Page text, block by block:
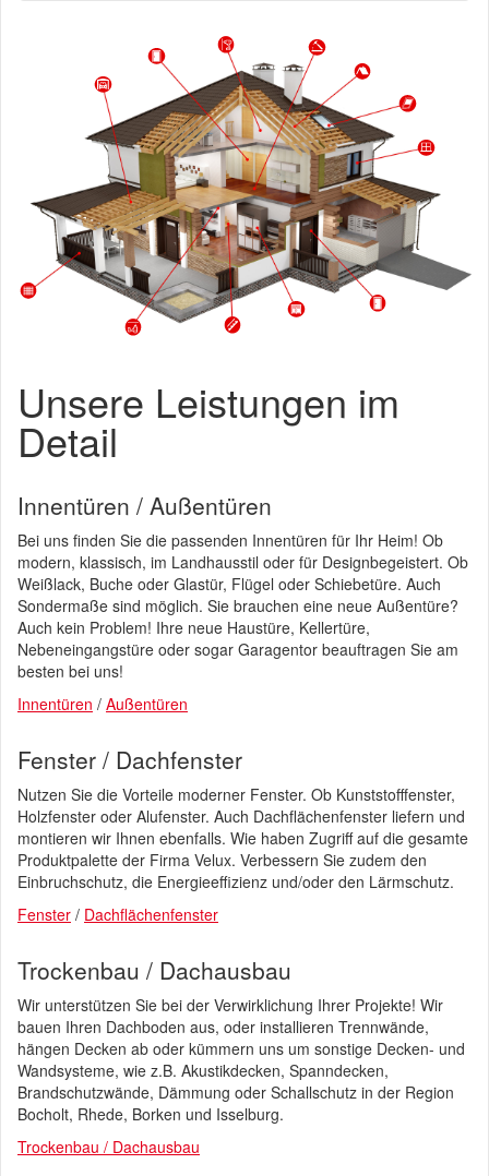
Unsere Leistungen im
Detail
Innentüren / Außentüren
Bei uns finden Sie die passenden Innentüren für Ihr Heim! Ob
modern, klassisch, im Landhausstil oder für Designbegeistert. Ob
Weißlack, Buche oder Glastür, Flügel oder Schiebetüre. Auch
Sondermaße sind möglich. Sie brauchen eine neue Außentüre?
Auch kein Problem! Ihre neue Haustüre, Kellertüre,
Nebeneingangstüre oder sogar Garagentor beauftragen Sie am
besten bei uns!
Innentüren / Außentüren
Fenster / Dachfenster
Nutzen Sie die Vorteile moderner Fenster. Ob Kunststofffenster,
Holzfenster oder Alufenster. Auch Dachflächenfenster liefern und
montieren wir Ihnen ebenfalls. Wie haben Zugriff auf die gesamte
Produktpalette der Firma Velux. Verbessern Sie zudem den
Einbruchschutz, die Energieeffizienz und/oder den Lärmschutz.
Fenster / Dachflächenfenster
Trockenbau / Dachausbau
Wir unterstützen Sie bei der Verwirklichung Ihrer Projekte! Wir
bauen Ihren Dachboden aus, oder installieren Trennwände,
hängen Decken ab oder kümmern uns um sonstige Decken- und
Wandsysteme, wie z.B. Akustikdecken, Spanndecken,
Brandschutzwände, Dämmung oder Schallschutz in der Region
Bocholt, Rhede, Borken und Isselburg.
Trockenbau / Dachausbau